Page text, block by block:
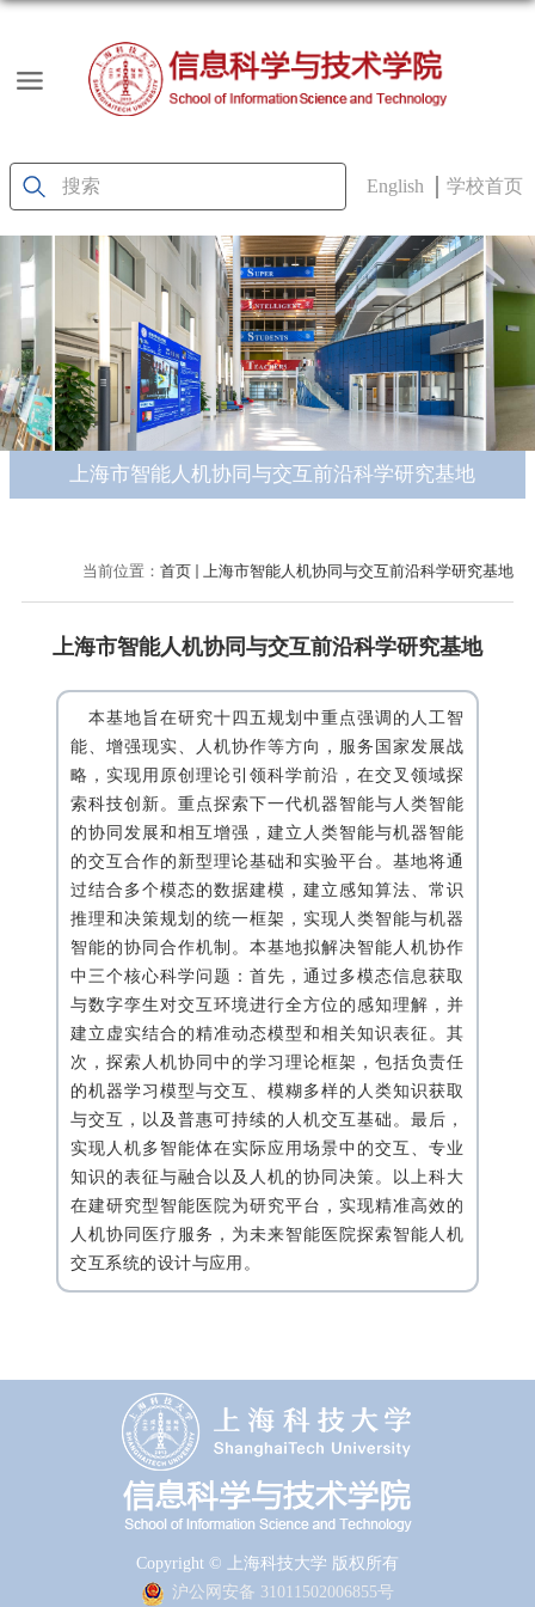
English 学校首页
上海市智能人机协同与交互前沿科学研究基地
当前位置： 首页 上海市智能人机协同与交互前沿科学研究基地
上海市智能人机协同与交互前沿科学研究基地
本基地旨在研究十四五规划中重点强调的人工智
能、增强现实、人机协作等方向，服务国家发展战
略，实现用原创理论引领科学前沿，在交叉领域探
索科技创新。重点探索下一代机器智能与人类智能
的协同发展和相互增强，建立人类智能与机器智能
的交互合作的新型理论基础和实验平台。基地将通
过结合多个模态的数据建模，建立感知算法、常识
推理和决策规划的统一框架，实现人类智能与机器
智能的协同合作机制。本基地拟解决智能人机协作
中三个核心科学问题：首先，通过多模态信息获取
与数字孪生对交互环境进行全方位的感知理解，并
建立虚实结合的精准动态模型和相关知识表征。其
次，探索人机协同中的学习理论框架，包括负责任
的机器学习模型与交互、模糊多样的人类知识获取
与交互，以及普惠可持续的人机交互基础。最后，
实现人机多智能体在实际应用场景中的交互、专业
知识的表征与融合以及人机的协同决策。以上科大
在建研究型智能医院为研究平台，实现精准高效的
人机协同医疗服务，为未来智能医院探索智能人机
交互系统的设计与应用。
Copyright © 上海科技大学 版权所有
沪公网安备 31011502006855号